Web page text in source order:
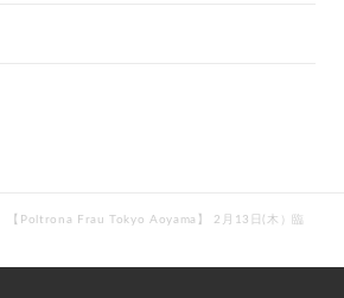
【Poltrona Frau Tokyo Aoyama】 2月13日(木）臨